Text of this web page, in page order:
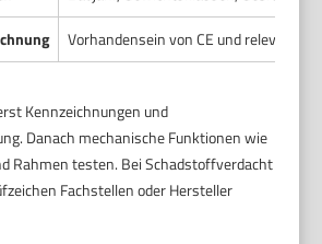
Vorhandensein von CE und relevante
Kennzeichnungen und
Danach mechanische Funktionen wie
Rahmen testen. Bei Schadstoffverdacht
Fachstellen oder Hersteller